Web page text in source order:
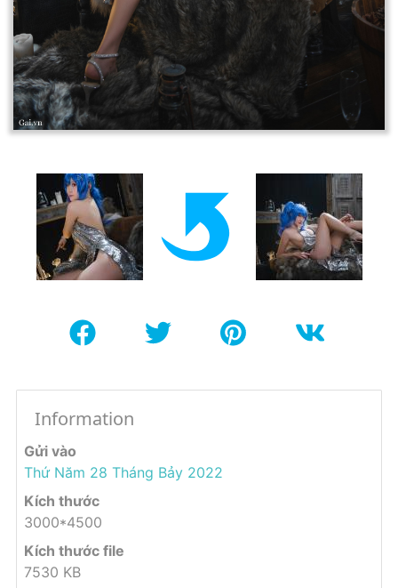
Information
Gửi vào
Thứ Năm 28 Tháng Bảy 2022
Kích thước
3000*4500
Kích thước file
7530 KB